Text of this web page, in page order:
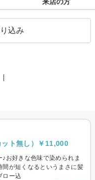
込み
カット・眉カラー・脱色(ブ
ーチ)
メンズヘアカット
ト無し）￥11,000
お好きな色味で染められま
が短くなるというまさに髪
ロー込